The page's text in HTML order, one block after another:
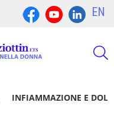
EN
INFIAMMAZIONE E